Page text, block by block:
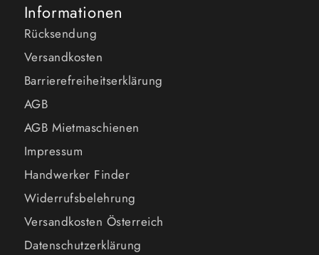
Informationen
Rücksendung
Versandkosten
Barrierefreiheitserklärung
AGB
AGB Mietmaschienen
Impressum
Handwerker Finder
Widerrufsbelehrung
Versandkosten Österreich
Datenschutzerklärung